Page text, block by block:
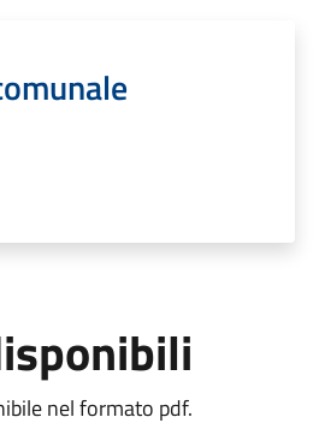
nel formato pdf.